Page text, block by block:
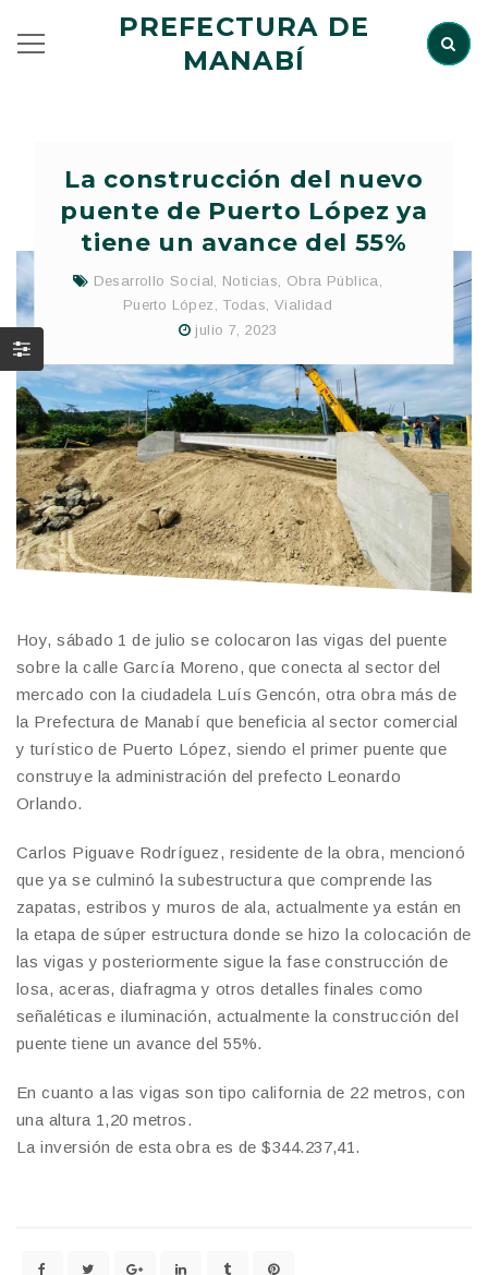
PREFECTURA DE
MANABÍ
La construcción del nuevo
puente de Puerto López ya
tiene un avance del 55%
Desarrollo Social, Noticias, Obra Pública,
Puerto López , Todas,Vialidad
julio 7, 2023
Hoy, sábado 1 de julio se colocaron las vigas del puente
sobre la calle García Moreno, que conecta al sector del
mercado con la ciudadela Luís Gencón, otra obra más de
la Prefectura de Manabí que beneficia al sector comercial
y turístico de Puerto López, siendo el primer puente que
construye la administración del prefecto Leonardo
Orlando.
Carlos Piguave Rodríguez, residente de la obra, mencionó
que ya se culminó la subestructura que comprende las
zapatas, estribos y muros de ala, actualmente ya están en
la etapa de súper estructura donde se hizo la colocación de
las vigas y posteriormente sigue la fase construcción de
losa, aceras, diafragma y otros detalles finales como
señaléticas e iluminación, actualmente la construcción del
puente tiene un avance del 55%.
En cuanto a las vigas son tipo california de 22 metros, con
una altura 1,20 metros.
La inversión de esta obra es de $344.237,41.